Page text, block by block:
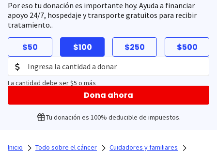
Por eso tu donación es importante hoy. Ayuda a financiar
apoyo 24/7, hospedaje y transporte gratuitos para recibir
tratamiento..
$50 $100 $250 $500
La cantidad debe ser $5 o más
Dona ahora
Tu donación es 100% deducible de impuestos.
Inicio Todo sobre el cáncer
Cuidadores y familiares